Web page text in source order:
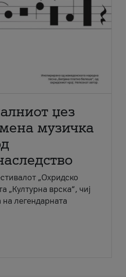
џез
музичка
„Охридско
„Културна врска“, чиј
легендарната